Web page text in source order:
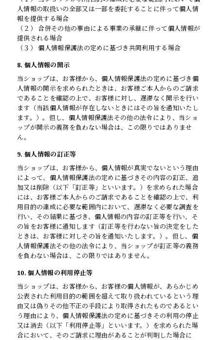
人情報の取扱いの全部又は一部を委託することに伴って個人情
報を提供する場合
（２） 合併その他の事由による事業の承継に伴って個人情報が
提供される場合
（３） 個人情報保護法の定めに基づき共同利用する場合
8. 個人情報の開示
当ショップは、お客様から、個人情報保護法の定めに基づき個
人情報の開示を求められたときは、お客様ご本人からのご請求
であることを確認の上で、お客様に対し、遅滞なく開示を行い
ます（当該個人情報が存在しないときにはその旨を通知いたし
ます。）。但し、個人情報保護法その他の法令により、当ショ
ップが開示の義務を負わない場合は、この限りではありませ
ん。
9. 個人情報の訂正等
当ショップは、お客様から、個人情報が真実でないという理由
によって、個人情報保護法の定めに基づきその内容の訂正、追
加又は削除（以下「訂正等」といいます。）を求められた場合
には、お客様ご本人からのご請求であることを確認の上で、利
用目的の達成に必要な範囲内において、遅滞なく必要な調査を
行い、その結果に基づき、個人情報の内容の訂正等を行い、そ
の旨をお客様に通知します（訂正等を行わない旨の決定をした
ときは、お客様に対しその旨を通知いたします。）。但し、個
人情報保護法その他の法令により、当ショップが訂正等の義務
を負わない場合は、この限りではありません。
10. 個人情報の利用停止等
当ショップは、お客様から、お客様の個人情報が、あらかじめ
公表された利用目的の範囲を超えて取り扱われているという理
由又は偽りその他不正の手段により取得されたものであるとい
う理由により、個人情報保護法の定めに基づきその利用の停止
又は消去（以下「利用停止等」といいます。）を求められた場
合において、そのご請求に理由があることが判明した場合に